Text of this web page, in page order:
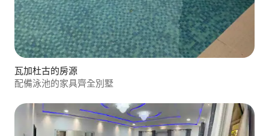
瓦加杜古的房源
配備泳池的家具齊全別墅